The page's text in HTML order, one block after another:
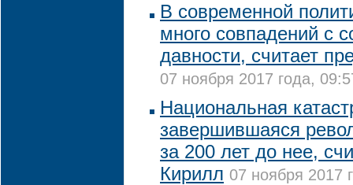
В современной
много совпадений с
давности, считает
07 ноября 2017 года,
Национальная
завершившаяся
за 200 лет до нее,
Кирилл 07 ноября 2017